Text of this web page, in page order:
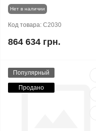
Нет в наличии
Код товара: C2030
864 634 грн.
Популярный
Продано